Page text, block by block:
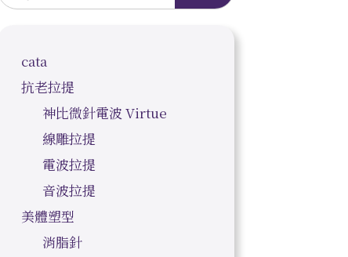
cata
抗老拉提
神比微針電波 Virtue
線雕拉提
電波拉提
音波拉提
美體塑型
消脂針